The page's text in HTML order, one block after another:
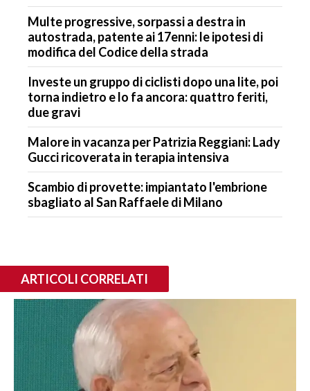
Multe progressive, sorpassi a destra in
autostrada, patente ai 17enni: le ipotesi di
modifica del Codice della strada
Investe un gruppo di ciclisti dopo una lite, poi
torna indietro e lo fa ancora: quattro feriti,
due gravi
Malore in vacanza per Patrizia Reggiani: Lady
Gucci ricoverata in terapia intensiva
Scambio di provette: impiantato l'embrione
sbagliato al San Raffaele di Milano
ARTICOLI CORRELATI